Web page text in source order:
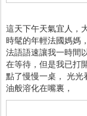
這天下午天氣宜人，
時髦的年輕法國媽媽
法語語速讓我一時間
在等待，但是我已打
點了慢慢一桌， 光光
油般溶化在嘴裏，